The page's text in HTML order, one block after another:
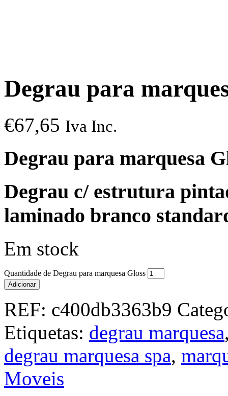
Degrau para
€67,65 Iva Inc.
Degrau para marquesa
Degrau c/ estrutura
laminado branco
Em stock
Quantidade de Degrau para marquesa Gloss
Adicionar
REF: c400db3363b9
Etiquetas: degrau marquesa
degrau marquesa spa,
Moveis